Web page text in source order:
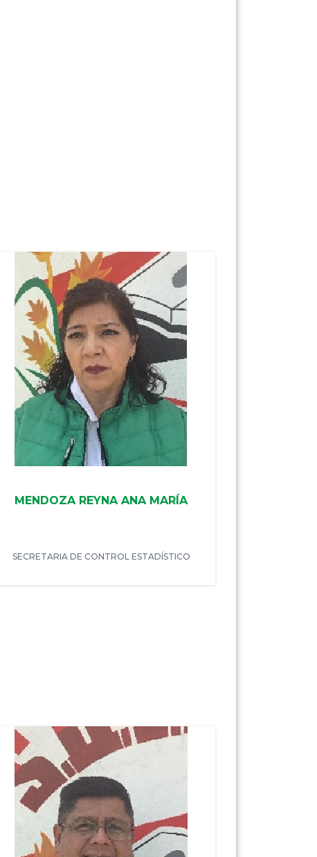
MENDOZA REYNA ANA MARÍA
SECRETARIA DE CONTROL ESTADÍSTICO